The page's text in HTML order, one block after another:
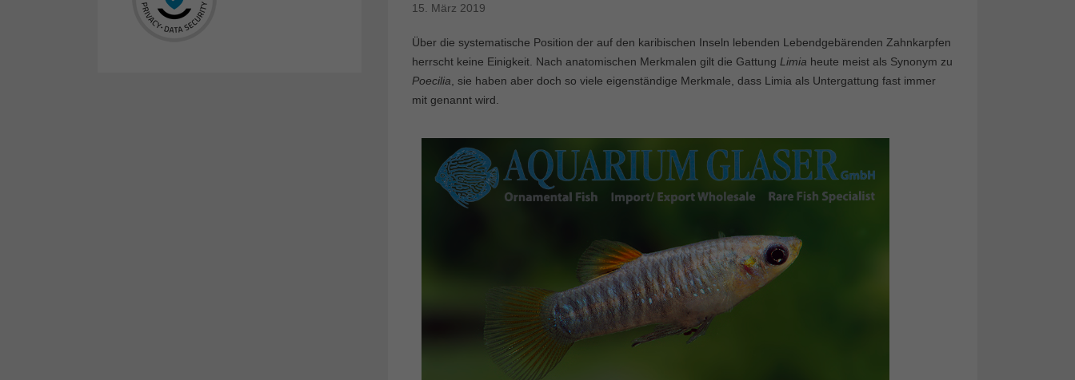
15. März 2019
Über die systematische Position der auf den karibischen Inseln lebenden Lebendgebärenden Zahnkarpfen
herrscht keine Einigkeit. Nach anatomischen Merkmalen gilt die Gattung Limia heute meist als Synonym zu
Poecilia , sie haben aber doch so viele eigenständige Merkmale, dass Limia als Untergattung fast immer
mit genannt wird.